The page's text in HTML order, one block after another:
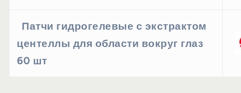
Патчи гидрогелевые с экстрактом
центеллы для области вокруг глаз
60 шт